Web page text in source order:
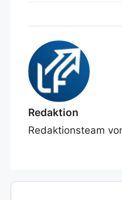
Redaktion
Redaktionsteam